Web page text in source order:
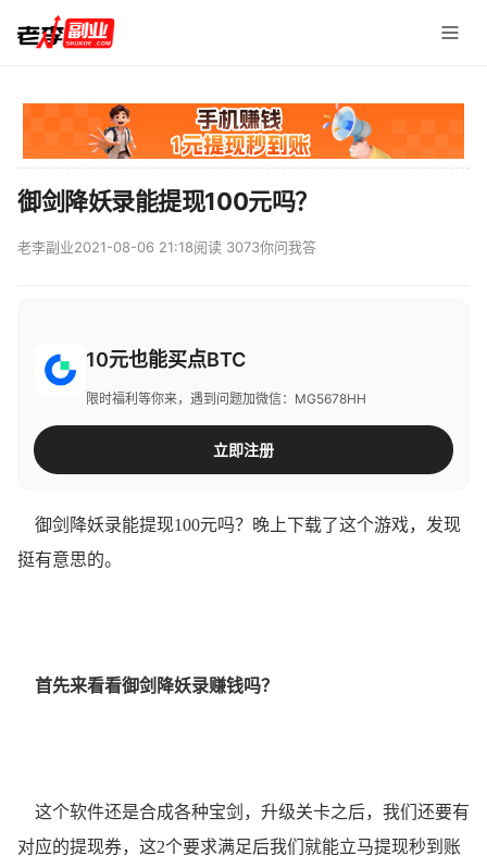
御剑降妖录能提现100元吗？
老李副业2021-08-06 21:18阅读 3073你问我答
10元也能买点BTC
限时福利等你来，遇到问题加微信：MG5678HH
立即注册
御剑降妖录能提现100元吗？晚上下载了这个游戏，发现
挺有意思的。
首先来看看御剑降妖录赚钱吗？
这个软件还是合成各种宝剑，升级关卡之后，我们还要有
对应的提现券，这2个要求满足后我们就能立马提现秒到账